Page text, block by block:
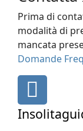
Prima di
modalità di
mancata
Domande
fas
map-
marker